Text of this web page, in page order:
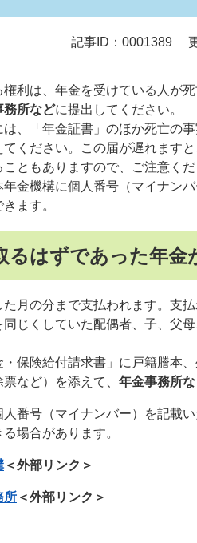
記事ID：0001389
権利は、年金を受けている人が
務所などに提出してください。
は、「年金証書」のほか死亡の
てください。この届が遅れます
ともありますので、ご注意くだ
金機構に個人番号（マイナン
ます。
るはずであった年金
た月の分まで支払われます。支
同じくしていた配偶者、子、父
・保険給付請求書」に戸籍謄本
など）を添えて、 年金事務所
番号（マイナンバー）を記載
場合があります。
＜外部リンク＞
所 ＜外部リンク＞